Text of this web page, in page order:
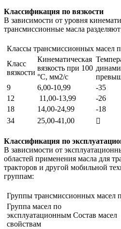
Классификация по вязкости
В зависимости от уровня
трансмиссионные масла
Классы трансмиссионных масел
Класс
вязкости
Кинематическая
вязкость при 100
°С, мм2/с
9
6,00-10,99
-35
12
11,00-13,99
-26
18
14,00-24,99
-18
34
25,00-41,00 
Классификация по
В зависимости от
областей применения масла для
тракторов и другой мобильной
группам:
Группы трансмиссионных масел
Группа масел по
эксплуатационным
свойствам
Состав масел